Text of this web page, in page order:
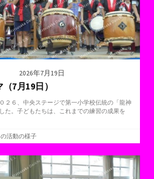
2026年7月19日
7月19日）
２６、中央ステージで第一小学校伝統の「龍神
た。子どもたちは、これまでの練習の成果を
活動の様子